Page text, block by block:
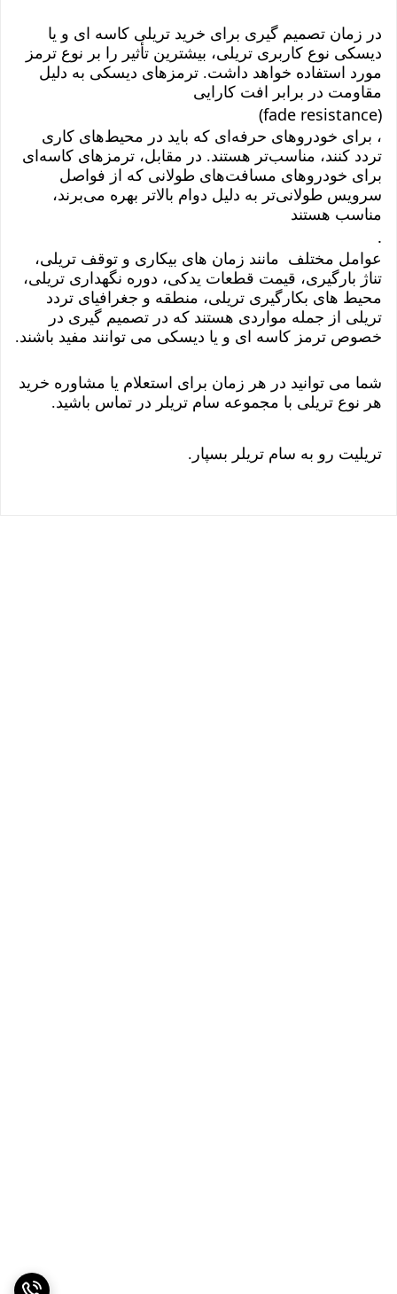
در زمان تصمیم گیری برای خرید تریلی کاسه ای و یا
دیسکی نوع کاربری تریلی، بیشترین تأثیر را بر نوع ترمز
مورد استفاده خواهد داشت. ترمزهای دیسکی به دلیل
مقاومت در برابر افت کارایی
(fade resistance)
، برای خودروهای حرفه‌ای که باید در محیط‌های کاری
تردد کنند، مناسب‌تر هستند. در مقابل، ترمزهای کاسه‌ای
برای خودروهای مسافت‌های طولانی که از فواصل
سرویس طولانی‌تر به دلیل دوام بالاتر بهره می‌برند،
مناسب هستند
.
عوامل مختلف مانند زمان های بیکاری و توقف تریلی،
تناژ بارگیری، قیمت قطعات یدکی، دوره نگهداری تریلی،
محیط های بکارگیری تریلی، منطقه و جغرافیای تردد
تریلی از جمله مواردی هستند که در تصمیم گیری در
خصوص ترمز کاسه ای و یا دیسکی می توانند مفید باشند.
شما می توانید در هر زمان برای استعلام یا مشاوره خرید
هر نوع تریلی با مجموعه سام تریلر در تماس باشید.
تریلیت رو به سام تریلر بسپار.